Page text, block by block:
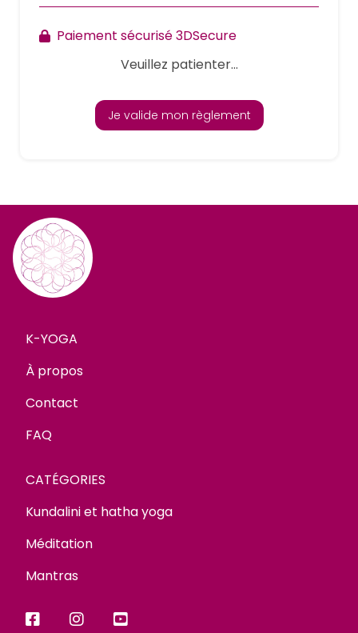
Paiement sécurisé 3DSecure
Veuillez patienter...
Je valide mon règlement
K-YOGA
À propos
Contact
FAQ
CATÉGORIES
Kundalini et hatha yoga
Méditation
Mantras